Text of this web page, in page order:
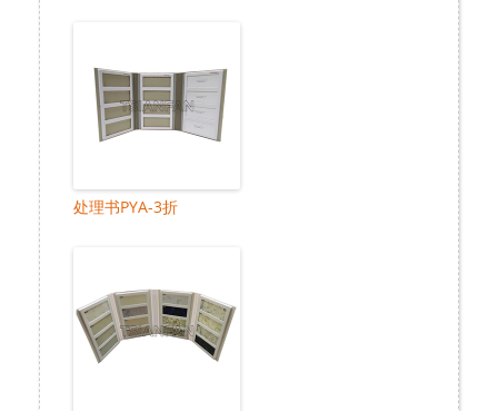
处理书PYA-3折